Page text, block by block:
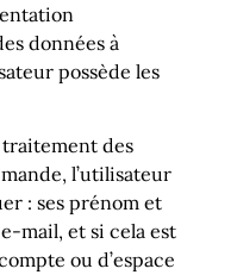
données à
possède les
des
l’utilisateur
: ses prénom et
mail, et si cela est
ou d’espace